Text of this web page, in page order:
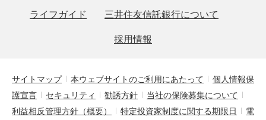
ライフガイド
三井住友信託銀行について
採用情報
サイトマップ 本ウェブサイトのご利用にあたって
個人情報保
護宣言
セキュリティ 勧誘方針
当社の保険募集について
利益相反管理方針（概要）
特定投資家制度に関する期限日
電